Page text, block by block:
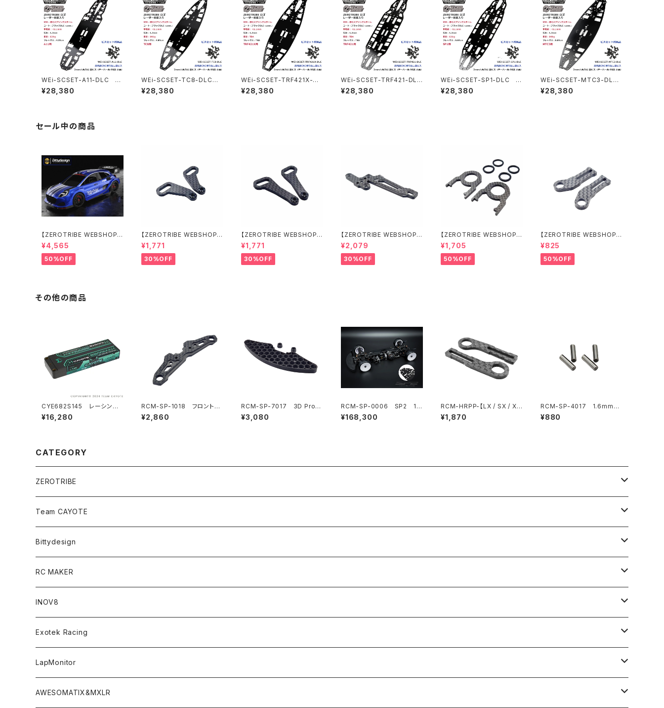
WEi-SCSET-A11-DLC D
LC ブラックスプリングスチー
ルシャーシ 1.2mm＆ビスセッ
¥28,380
WEi-SCSET-TC8-DLC
DLC ブラックスプリングスチ
ールシャーシ 1.2mm＆ビスセ
¥28,380
WEi-SCSET-TRF421X-DL
C DLC ブラックスプリング
スチールシャーシ 1.2mm＆ビ
¥28,380
WEi-SCSET-TRF421-DLC
DLC ブラックスプリングス
チールシャーシ 1.2mm＆ビス
¥28,380
WEi-SCSET-SP1-DLC D
LC ブラックスプリングスチー
ルシャーシ 1.2mm＆ビスセッ
¥28,380
WEi-SCSET-MTC3-DLC
DLC ブラックスプリングス
チールシャーシ 1.2mm＆ビス
¥28,380
セール中の商品
【ZEROTRIBE WEBSHOP
限定価格】BDRX-190P10R
P10R クリアーボディ 1/10
ラリー 190mm ライトウェイト
¥4,565
50%OFF
【ZEROTRIBE WEBSHOP
限定価格】RCM-X4-CSAR
カーボンリアステアリング
アームセット XRAY X4用
¥1,771
30%OFF
【ZEROTRIBE WEBSHOP
限定価格】RCM-X4-CSAF
カーボンフロントステアリン
グアームセット XRAY X4用
¥1,771
30%OFF
【ZEROTRIBE WEBSHOP
限定価格】RCM-X4-FSM-F
GeoCarbon フローティン
グフロントサーボマウント XR
AY X4用
¥2,079
30%OFF
【ZEROTRIBE WEBSHOP
限定価格】RCM-BD11-TSE
カーボンツィーク スティッ
クエンドプレートセット YOK
OMO BD11用
¥1,705
50%OFF
【ZEROTRIBE WEBSHOP
限定価格】RCM-HRP-ZX-B
D10LCE Horizontalリアポ
ストボディマウンティングエク
ステンションプレート Yokom
¥825
50%OFF
その他の商品
CYE682S145 レーシング
リポバッテリー 6800mAh ,1
45C ,2S1P ,7.6V ,51.68Wh
¥16,280
RCM-SP-1018 フロントバ
ンパーマウント
¥2,860
RCM-SP-7017 3D Pro
ハニカムフロントバンパー (オ
プション)
¥3,080
RCM-SP-0006 SP2 1/1
0 電動オンロードツーリング
カー 1.5mmアルミシャーシ
¥168,300
RCM-HRPP-【LX / SX / X4
X / BD11X / Mi8X】 Horiz
ontal リアポストボディマウン
¥1,870
RCM-SP-4017 1.6mmフ
ロントドライブシャフトピン(4)
¥880
CATEGORY
ZEROTRIBE
Zetricks（Spare & Optional）
T4 MID Conversion Kit
T4 FWD Conversion Kit
BD9 MID Conversion Kit
Option Parts For TRF420,420X
Option Parts For TA08/TA08R
TA08
Option Parts For XRAY T4
Team CAYOTE
Batteries
Merchandise
Accessories
CREST ESC
CREST X EVO
CRESR RS120
CREST Stocki Motor
CREST Modi Motor
Bittydesign
On-Road Clear Body＜オンロード用ボディ＞
GT8 （1/8 W/B325mm,W/B360mm）
LMH （1/10 190mm）
Liquid Mask＜リキッドマスク＞
Accessories＜バッグ/その他製品＞
Stencils＜エアブラシ用ステンシル＞
RC MAKER
SP2＜組立キット／スペアー＆オプションパーツ＞
SP1＜組立キット／スペアー＆オプションパーツ＞
SP1-F＜組立キット／スペアー＆オプションパーツ＞
Awesomatix
INOV8
Bodyshell Accessories
Setup Tools
Pit Accessories
Exotek Racing
Bodies
F1ULTRA
LapMonitor
Decoder
AWESOMATIX&MXLR